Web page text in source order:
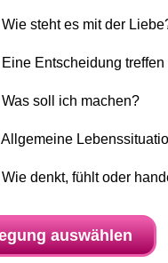
Wie steht es mit der
Eine Entscheidung treffen
Was soll ich machen?
Allgemeine
Wie denkt, fühlt oder